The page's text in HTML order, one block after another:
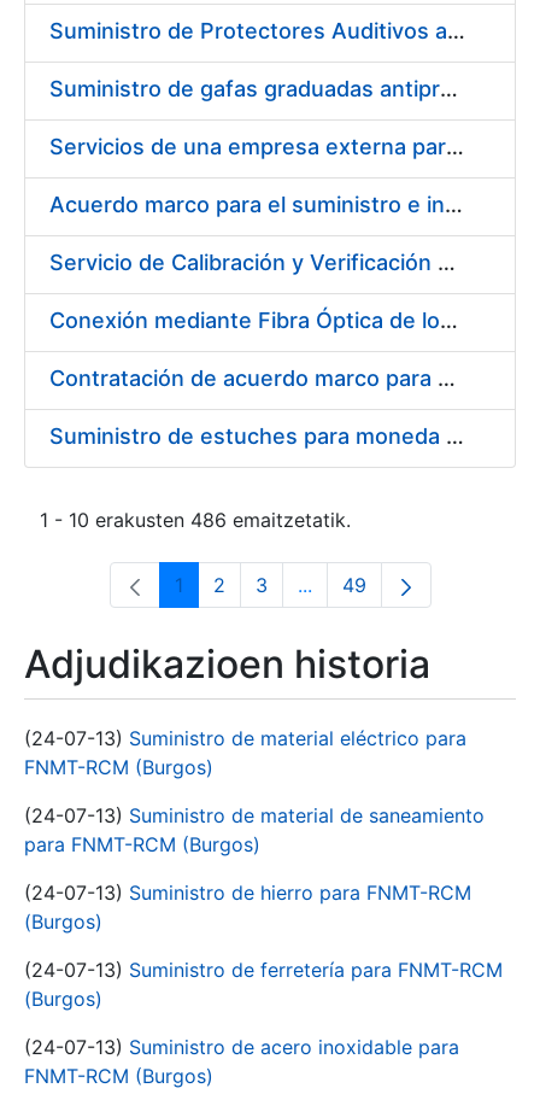
Suministro de Protectores Auditivos a medida para las personas trabajadoras de los Centros de Trabajo de Madrid y Burgos
Suministro de gafas graduadas antiproyecciones para los trabajadores de la FNMT-RCM en los centros de trabajo de Madrid y Burgos
Servicios de una empresa externa para el asesoramiento y resolución de los recursos de alzada que se presentan relacionados con procesos de selección para la FNMT-RCM
Acuerdo marco para el suministro e instalación de persianas, estores y otros complementos
Servicio de Calibración y Verificación Externa de los Equipos de Medición del Servicio de Prevención de la FNMT-RCM
Conexión mediante Fibra Óptica de los Centros de Proceso de Datos (CPDs) de las sedes de la FNMT-RCM de Burgos y Madrid
Contratación de acuerdo marco para el Suministro de Material de Electricidad para la Fábrica Nacional de Moneda y Timbre-Real Casa de la Moneda en su centro de trabajo de Burgos
Suministro de estuches para moneda de 30 €
1 - 10 erakusten 486 emaitzetatik.
Orrialdea
1 Orrialdea
2 Orrialdea
3 ...Intermediate Pages Use
Orrialdea
49
Adjudikazioen historia
(24-07-13) Suministro de material eléctrico para
FNMT-RCM (Burgos)
(24-07-13) Suministro de material de saneamiento
para FNMT-RCM (Burgos)
(24-07-13) Suministro de hierro para FNMT-RCM
(Burgos)
(24-07-13) Suministro de ferretería para FNMT-RCM
(Burgos)
(24-07-13) Suministro de acero inoxidable para
FNMT-RCM (Burgos)